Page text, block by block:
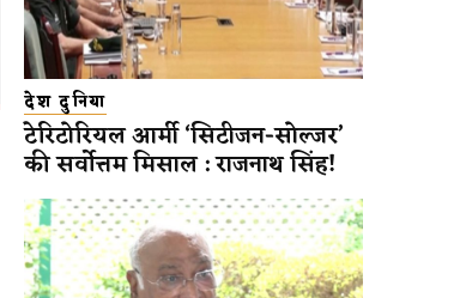
देश दुनिया
टेरिटोरियल आर्मी ‘सिटीजन-सोल्जर’
की सर्वोत्तम मिसाल : राजनाथ सिंह!